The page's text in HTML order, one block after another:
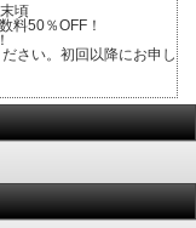
頃
料50％OFF！
さい。初回以降にお申し